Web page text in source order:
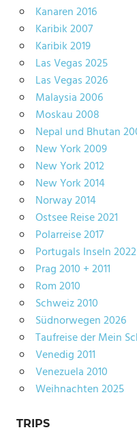
Kanaren 2016
Karibik 2007
Karibik 2019
Las Vegas 2025
Las Vegas 2026
Malaysia 2006
Moskau 2008
Nepal und Bhutan
New York 2009
New York 2012
New York 2014
Norway 2014
Ostsee Reise 2021
Polarreise 2017
Portugals Inseln 2022
Prag 2010 + 2011
Rom 2010
Schweiz 2010
Südnorwegen 2026
Taufreise der Mein
Venedig 2011
Venezuela 2010
Weihnachten 2025
TRIPS